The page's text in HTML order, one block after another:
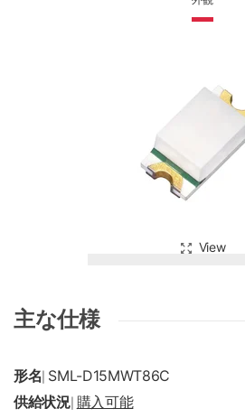
View
主な仕様
形名 SML-D15MWT86C
供給状況| 購入可能